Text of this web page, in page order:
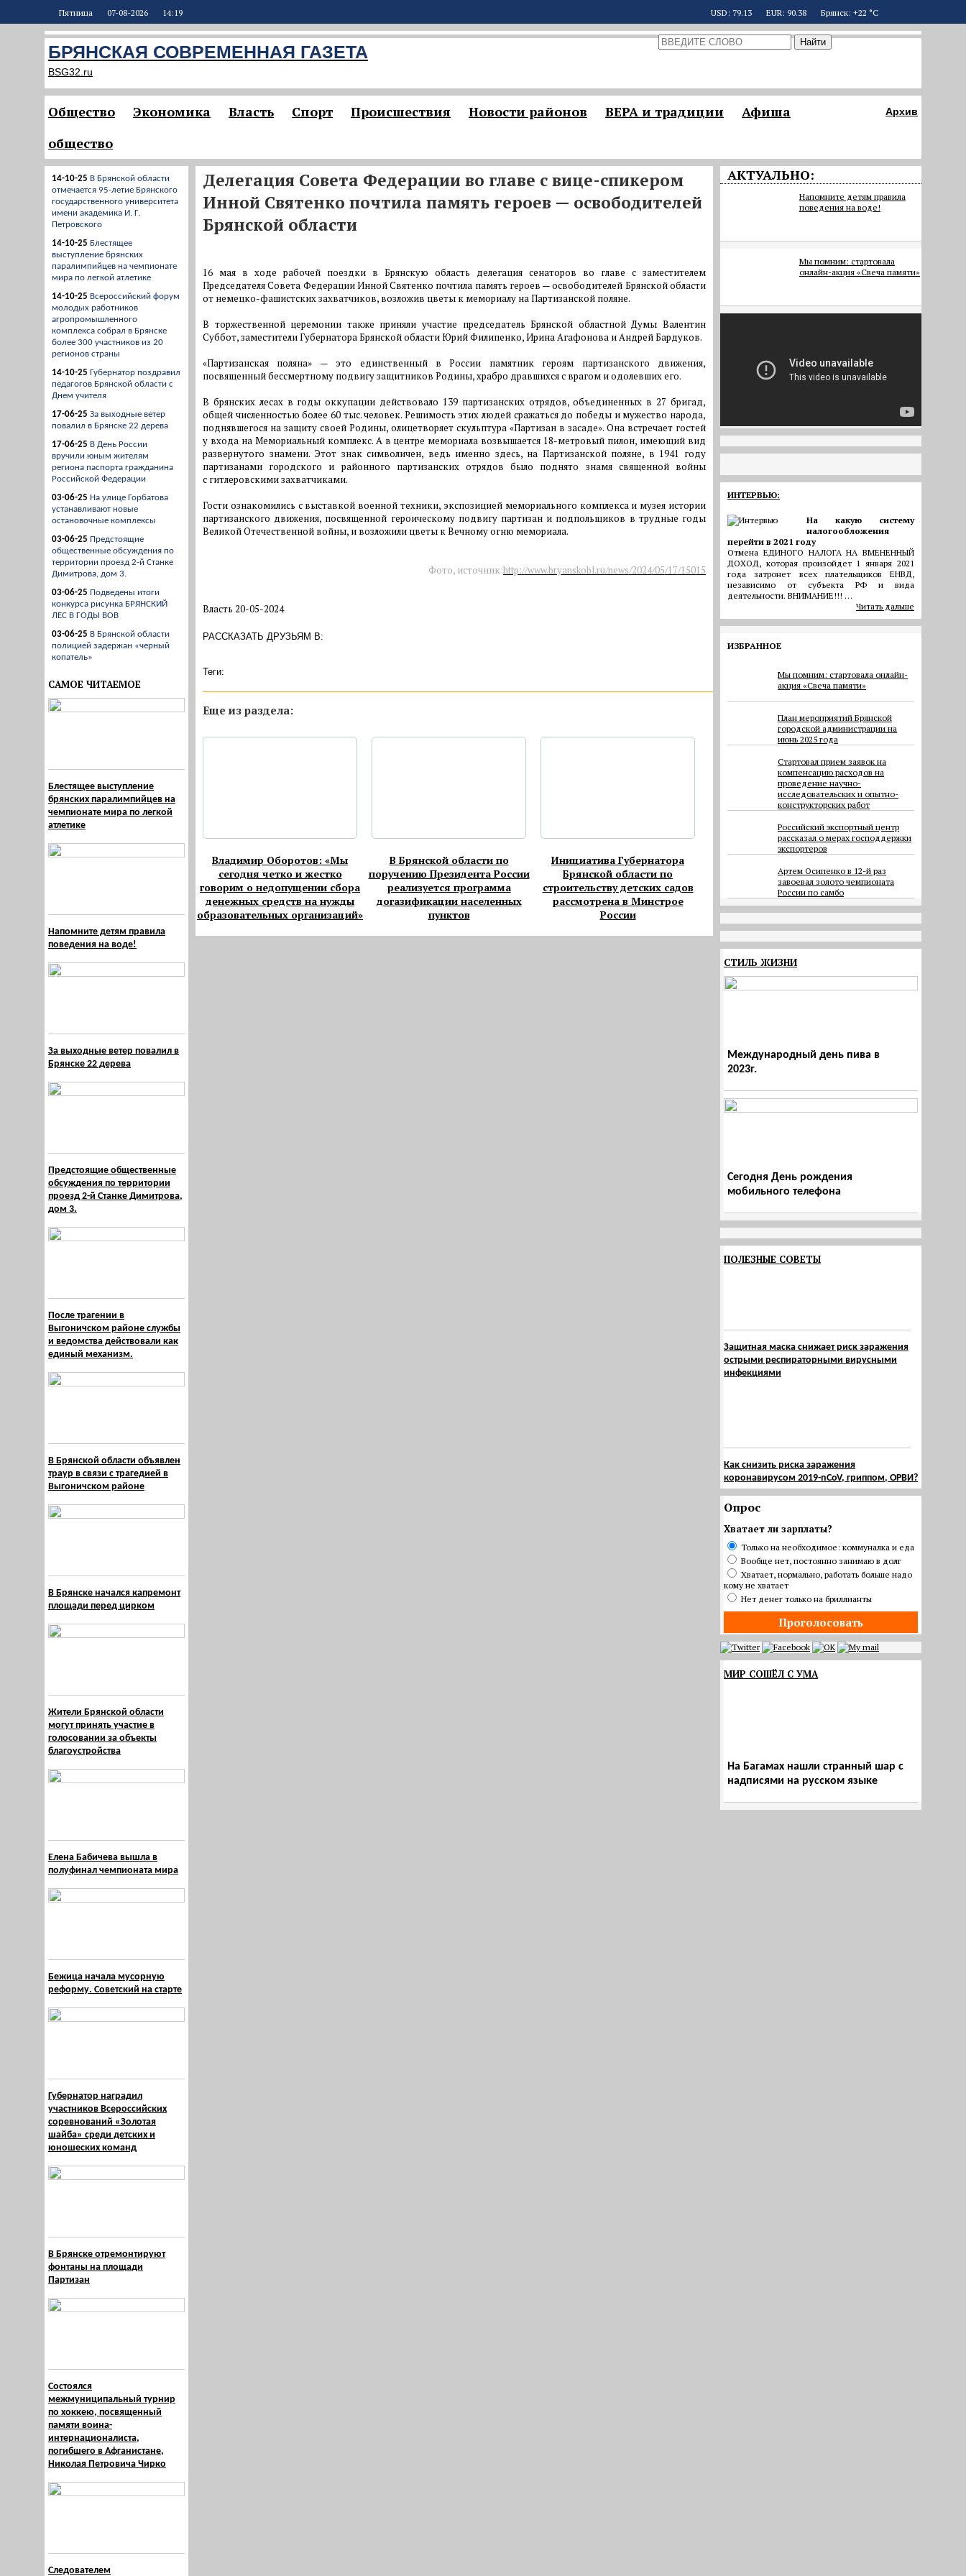
Пятница 07-08-2026 14:19 USD: 79.13 EUR: 90.38 Брянск: +22 °С
БРЯНСКАЯ СОВРЕМЕННАЯ ГАЗЕТА
BSG32.ru
Общество Экономика Власть Спорт Происшествия Новости районов ВЕРА и традиции
Афиша
общество
Архив
14-10-25 В Брянской области
отмечается 95-летие Брянского
государственного университета
имени академика И. Г.
Петровского
14-10-25 Блестящее
выступление брянских
паралимпийцев на чемпионате
мира по легкой атлетике
14-10-25 Всероссийский форум
молодых работников
агропромышленного
комплекса собрал в Брянске
более 300 участников из 20
регионов страны
14-10-25 Губернатор поздравил
педагогов Брянской области с
Днем учителя
17-06-25 За выходные ветер
повалил в Брянске 22 дерева
17-06-25 В День России
вручили юным жителям
региона паспорта гражданина
Российской Федерации
03-06-25 На улице Горбатова
устанавливают новые
остановочные комплексы
03-06-25 Предстоящие
общественные обсуждения по
территории проезд 2-й Станке
Димитрова, дом 3.
03-06-25 Подведены итоги
конкурса рисунка БРЯНСКИЙ
ЛЕС В ГОДЫ ВОВ
03-06-25 В Брянской области
полицией задержан «черный
копатель»
САМОЕ ЧИТАЕМОЕ
Блестящее выступление
брянских паралимпийцев на
чемпионате мира по легкой
атлетике
Напомните детям правила
поведения на воде!
За выходные ветер повалил в
Брянске 22 дерева
Предстоящие общественные
обсуждения по территории
проезд 2-й Станке Димитрова,
дом 3.
После трагении в
Выгоничском районе службы
и ведомства действовали как
единый механизм.
В Брянской области объявлен
траур в связи с трагедией в
Выгоничском районе
В Брянске начался капремонт
площади перед цирком
Жители Брянской области
могут принять участие в
голосовании за объекты
благоустройства
Елена Бабичева вышла в
полуфинал чемпионата мира
Бежица начала мусорную
реформу. Советский на старте
Губернатор наградил
участников Всероссийских
соревнований «Золотая
шайба» среди детских и
юношеских команд
В Брянске отремонтируют
фонтаны на площади
Партизан
Состоялся
межмуниципальный турнир
по хоккею, посвященный
памяти воина-
интернационалиста,
погибшего в Афганистане,
Николая Петровича Чирко
Следователем
Делегация Совета Федерации во главе с вице-спикером
Инной Святенко почтила память героев — освободителей
Брянской области
16 мая в ходе рабочей поездки в Брянскую область делегация сенаторов во главе с заместителем
Председателя Совета Федерации Инной Святенко почтила память героев — освободителей Брянской области
от немецко-фашистских захватчиков, возложив цветы к мемориалу на Партизанской поляне.
В торжественной церемонии также приняли участие председатель Брянской областной Думы Валентин
Суббот, заместители Губернатора Брянской области Юрий Филипенко, Ирина Агафонова и Андрей Бардуков.
«Партизанская поляна» — это единственный в России памятник героям партизанского движения,
посвященный бессмертному подвигу защитников Родины, храбро дравшихся с врагом и одолевших его.
В брянских лесах в годы оккупации действовало 139 партизанских отрядов, объединенных в 27 бригад,
общей численностью более 60 тыс. человек. Решимость этих людей сражаться до победы и мужество народа,
поднявшегося на защиту своей Родины, олицетворяет скульптура «Партизан в засаде». Она встречает гостей
у входа на Мемориальный комплекс. А в центре мемориала возвышается 18-метровый пилон, имеющий вид
развернутого знамени. Этот знак символичен, ведь именно здесь, на Партизанской поляне, в 1941 году
партизанами городского и районного партизанских отрядов было поднято знамя священной войны
с гитлеровскими захватчиками.
Гости ознакомились с выставкой военной техники, экспозицией мемориального комплекса и музея истории
партизанского движения, посвященной героическому подвигу партизан и подпольщиков в трудные годы
Великой Отечественной войны, и возложили цветы к Вечному огню мемориала.
Фото, источник:http://www.bryanskobl.ru/news/2024/05/17/15015
Власть 20-05-2024
РАССКАЗАТЬ ДРУЗЬЯМ В:
Теги:
Eще из раздела:
Владимир Оборотов: «Мы
сегодня четко и жестко
говорим о недопущении сбора
денежных средств на нужды
образовательных организаций»
В Брянской области по
поручению Президента России
реализуется программа
догазификации населенных
пунктов
Инициатива Губернатора
Брянской области по
строительству детских садов
рассмотрена в Минстрое
России
АКТУАЛЬНО:
Напомните детям правила
поведения на воде!
Мы помним: стартовала
онлайн-акция «Свеча памяти»
ИНТЕРВЬЮ:
На какую систему
налогообложения
перейти в 2021 году
Отмена ЕДИНОГО НАЛОГА НА ВМЕНЕННЫЙ
ДОХОД, которая произойдет 1 января 2021
года затронет всех плательщиков ЕНВД,
независимо от субъекта РФ и вида
деятельности. ВНИМАНИЕ!!! …
Читать дальше
ИЗБРАННОЕ
Мы помним: стартовала онлайн-
акция «Свеча памяти»
План мероприятий Брянской
городской администрации на
июнь 2025 года
Cтартовал прием заявок на
компенсацию расходов на
проведение научно-
исследовательских и опытно-
конструкторских работ
Российский экспортный центр
рассказал о мерах господдержки
экспортеров
Артем Осипенко в 12-й раз
завоевал золото чемпионата
России по самбо
СТИЛЬ ЖИЗНИ
Международный день пива в
2023г.
Сегодня День рождения
мобильного телефона
ПОЛЕЗНЫЕ СОВЕТЫ
Защитная маска снижает риск заражения
острыми респираторными вирусными
инфекциями
Как снизить риска заражения
коронавирусом 2019-nCoV, гриппом, ОРВИ?
Опрос
Хватает ли зарплаты?
Только на необходимое: коммуналка и еда
Вообще нет, постоянно занимаю в долг
Хватает, нормально, работать больше надо
кому не хватает
Нет денег только на бриллианты
Проголосовать
МИР СОШЁЛ С УМА
На Багамах нашли странный шар с
надписями на русском языке